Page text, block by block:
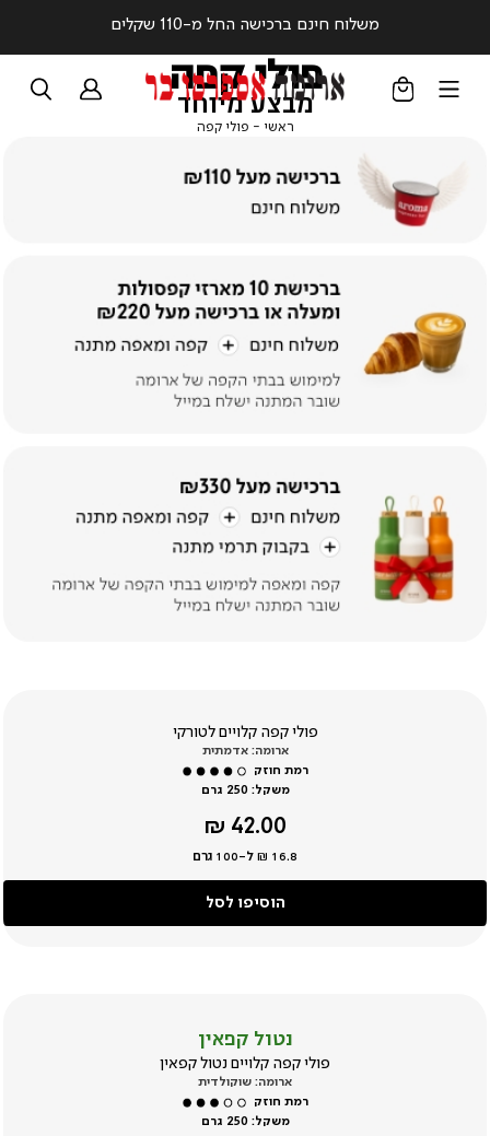
משלוח חינם ברכישה החל מ-110 שקלים
פולי קפה
ראשי ראשי
פולי קפהפולי
מבצע מיוחד
פולי קפה קלויים לטורקי
ארומה: אדמתית
משקל: 250 גרם
מחיר
42.00 ₪
16.8 ₪ ל-100 גרם
הוסיפו לסל
נטול קפאין
פולי קפה קלויים נטול קפאין
ארומה: שוקולדית
משקל: 250 גרם